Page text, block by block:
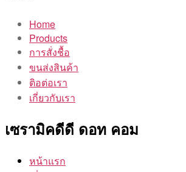
Home
Products
การสั่งชื้อ
ขนส่งสินค้า
ติอต่อเรา
เกี่ยวกับเรา
เซรามิคดีดี ดอท คอม
หน้าแรก